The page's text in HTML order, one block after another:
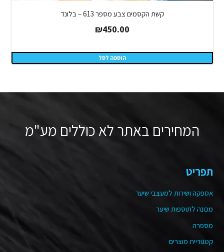
קשת הקסמים צבע מספר 613 – בלונד
₪450.00
הוספה לסל
המחירים באתר לא כוללים מע"מ
תפריט
אספקה ושירות למעצבי שיער
מכונה לתוספות שיער
מספרה
קטגוריית מוצרים